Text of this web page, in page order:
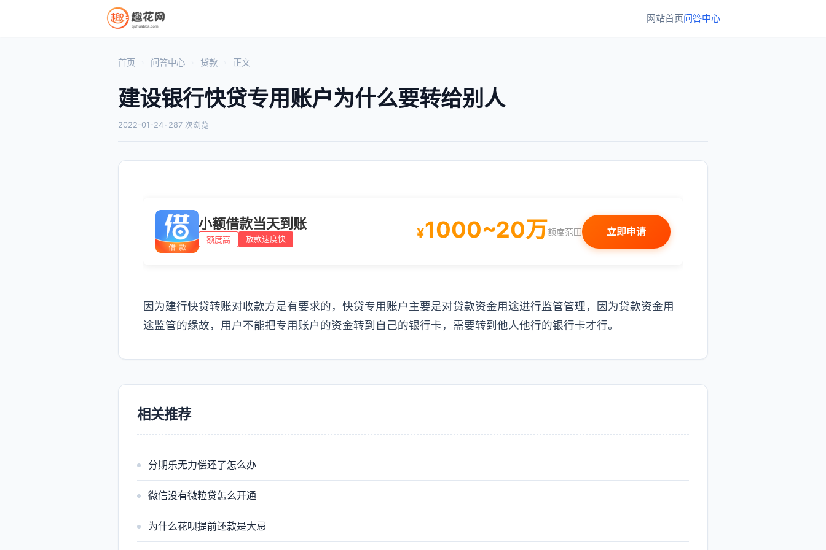
网站首页问答中心
首页 问答中心 贷款 正文
建设银行快贷专用账户为什么要转给别人
2022-01-24 · 287 次浏览
小额借款当天到账
额度高 放款速度快 ¥1000~20万额度范围 立即申请
因为建行快贷转账对收款方是有要求的，快贷专用账户主要是对贷款资金用途进行监管管理，因为贷款资金用
途监管的缘故，用户不能把专用账户的资金转到自己的银行卡，需要转到他人他行的银行卡才行。
相关推荐
分期乐无力偿还了怎么办
微信没有微粒贷怎么开通
为什么花呗提前还款是大忌